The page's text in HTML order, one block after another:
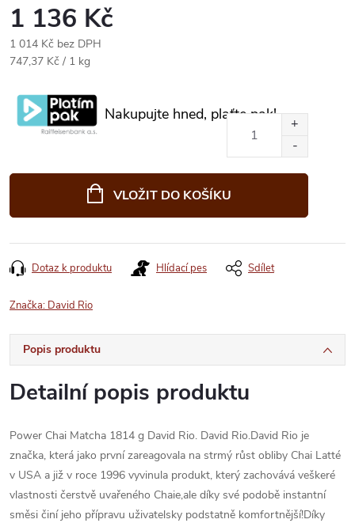
1 136 Kč
1 014 Kč bez DPH
Měrná
747,37 Kč / 1 kg
Nakupujte hned, plaťte pak!
VLOŽIT DO KOŠÍKU
Dotaz k produktu Hlídací pes Sdílet
Značka: David Rio
Popis produktu
Detailní popis produktu
Power Chai Matcha 1814 g David Rio. David Rio.David Rio je
značka, která jako první zareagovala na strmý růst obliby Chai Latté
v USA a již v roce 1996 vyvinula produkt, který zachovává veškeré
vlastnosti čerstvě uvařeného Chaie,ale díky své podobě instantní
směsi činí jeho přípravu uživatelsky podstatně komfortnější!Díky